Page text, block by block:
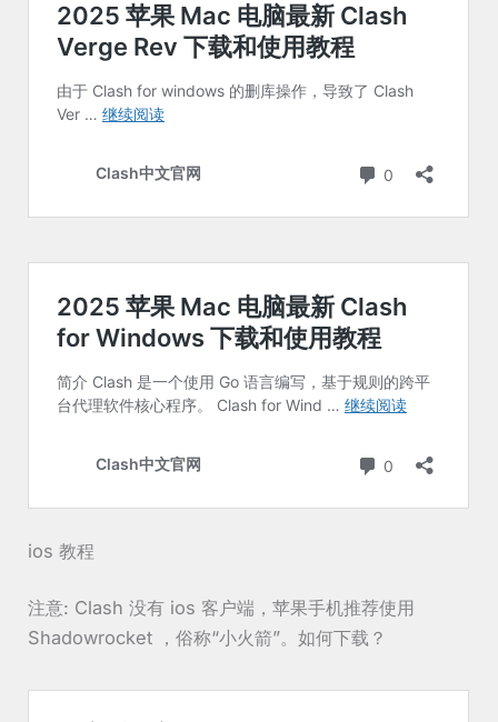
ios 教程
注意: Clash 没有 ios 客户端，苹果手机推荐使用
Shadowrocket ，俗称“小火箭”。如何下载？